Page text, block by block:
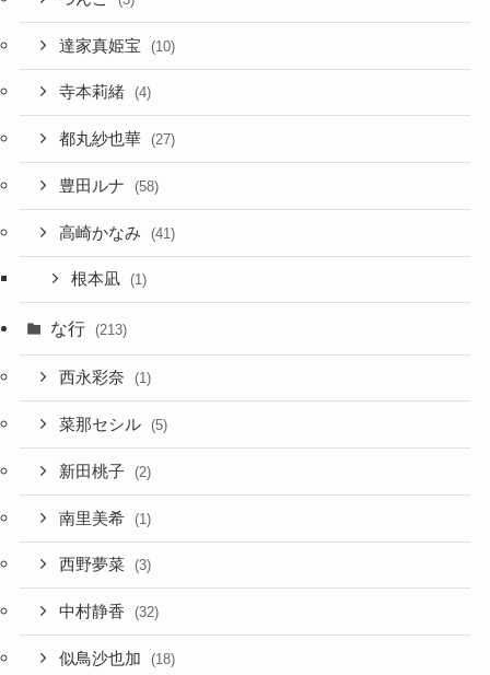
達家真姫宝 (10)
寺本莉緒 (4)
都丸紗也華 (27)
豊田ルナ (58)
高崎かなみ (41)
根本凪 (1)
な行 (213)
西永彩奈 (1)
菜那セシル (5)
新田桃子 (2)
南里美希 (1)
西野夢菜 (3)
中村静香 (32)
似鳥沙也加 (18)